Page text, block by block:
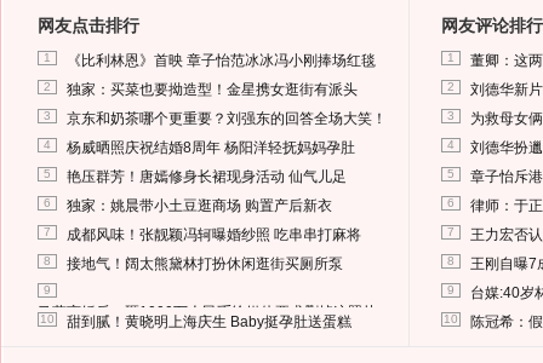
网友点击排行
1 《比利林恩》首映 章子怡范冰冰冯小刚捧场红毯
2 独家：买菜也要拗造型！金星携女逛街有派头
3 京东和奶茶哪个更重要？刘强东的回答全场大笑！
4 杨威晒照庆祝结婚8周年 杨阳洋轻抚妈妈孕肚
5 艳压群芳！唐嫣修身长裙现身活动 仙气儿足
6 独家：姚晨带小土豆逛商场 购置产后新衣
7 成都风味！张靓颖冯轲曝婚纱照 吃串串打麻将
8 接地气！阔太熊黛林打扮休闲逛街买厕所泵
9
马蓉离婚后，砸1000万人民币给媒体要求删掉这照片
10 甜到腻！黄晓明上海庆生 Baby挺孕肚送蛋糕
网友评论排行
1 董卿：这
2 刘德华新
3 为救母女
4 刘德华扮
5 章子怡斥
6 律师：于
7 王力宏否
8 王刚自曝7
9 台媒:40岁
10 陈冠希：